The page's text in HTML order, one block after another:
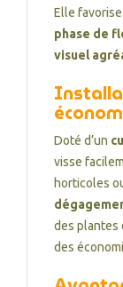
Elle
phase de
visuel
Doté d’un
visse
horticoles
des plantes
des